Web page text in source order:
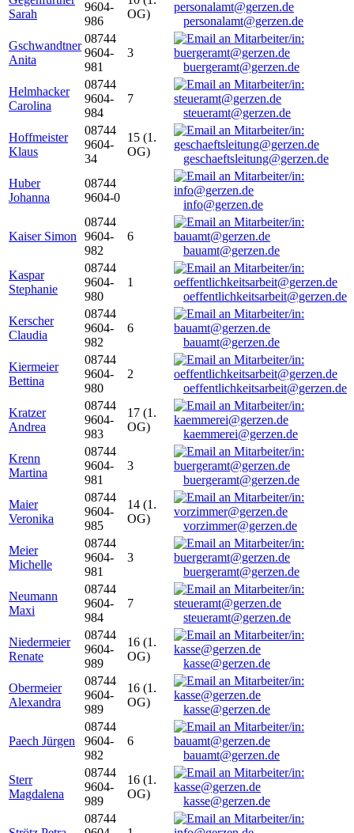
Sarah
9604-
986
OG)
personalamt@gerzen.de
Gschwandtner
Anita
08744
9604-
981
3
buergeramt@gerzen.de
Helmhacker
Carolina
08744
9604-
984
7
steueramt@gerzen.de
Hoffmeister
Klaus
08744
9604-
34
15 (1.
OG)
geschaeftsleitung@gerzen.de
Huber
Johanna
08744
9604-0
info@gerzen.de
Kaiser Simon
08744
9604-
982
6
bauamt@gerzen.de
Kaspar
Stephanie
08744
9604-
980
1
oeffentlichkeitsarbeit@gerzen.de
Kerscher
Claudia
08744
9604-
982
6
bauamt@gerzen.de
Kiermeier
Bettina
08744
9604-
980
2
oeffentlichkeitsarbeit@gerzen.de
Kratzer
Andrea
08744
9604-
983
17 (1.
OG)
kaemmerei@gerzen.de
Krenn
Martina
08744
9604-
981
3
buergeramt@gerzen.de
Maier
Veronika
08744
9604-
985
14 (1.
OG)
vorzimmer@gerzen.de
Meier
Michelle
08744
9604-
981
3
buergeramt@gerzen.de
Neumann
Maxi
08744
9604-
984
7
steueramt@gerzen.de
Niedermeier
Renate
08744
9604-
989
16 (1.
OG)
kasse@gerzen.de
Obermeier
Alexandra
08744
9604-
989
16 (1.
OG)
kasse@gerzen.de
Paech Jürgen
08744
9604-
982
6
bauamt@gerzen.de
Sterr
Magdalena
08744
9604-
989
16 (1.
OG)
kasse@gerzen.de
08744